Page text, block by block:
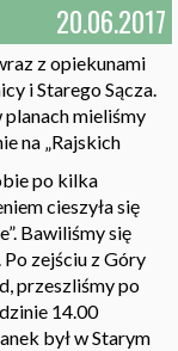
20.06.2017
z opiekunami
i Starego Sącza.
planach mieliśmy
na „Rajskich
po kilka
cieszyła się
Bawiliśmy się
zejściu z Góry
przeszliśmy po
14.00
był w Starym